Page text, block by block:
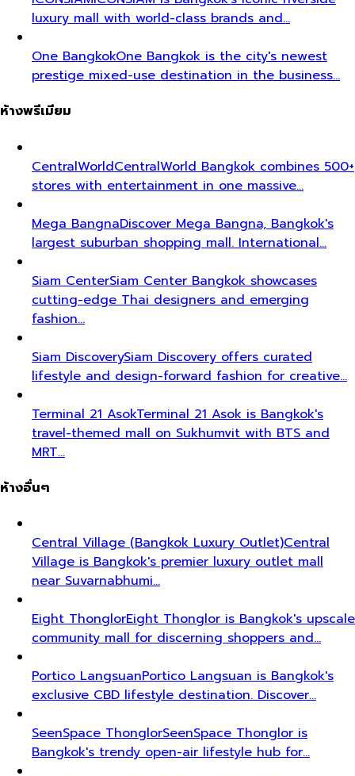
luxury mall with world-class brands and…
One BangkokOne Bangkok is the city's newest
prestige mixed-use destination in the business…
ห้างพรีเมียม
CentralWorldCentralWorld Bangkok combines 500+
stores with entertainment in one massive…
Mega BangnaDiscover Mega Bangna, Bangkok's
largest suburban shopping mall. International…
Siam CenterSiam Center Bangkok showcases
cutting-edge Thai designers and emerging
fashion…
Siam DiscoverySiam Discovery offers curated
lifestyle and design-forward fashion for creative…
Terminal 21 AsokTerminal 21 Asok is Bangkok's
travel-themed mall on Sukhumvit with BTS and
MRT…
ห้างอื่นๆ
Central Village (Bangkok Luxury Outlet)Central
Village is Bangkok's premier luxury outlet mall
near Suvarnabhumi…
Eight ThonglorEight Thonglor is Bangkok's upscale
community mall for discerning shoppers and…
Portico LangsuanPortico Langsuan is Bangkok's
exclusive CBD lifestyle destination. Discover…
SeenSpace ThonglorSeenSpace Thonglor is
Bangkok's trendy open-air lifestyle hub for…